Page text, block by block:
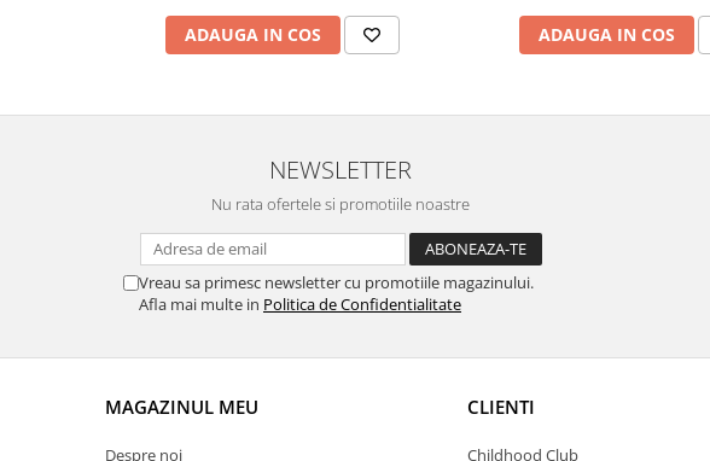
ADAUGA IN COS ADAUGA IN COS
NEWSLETTER
Nu rata ofertele si promotiile noastre
Vreau sa primesc newsletter cu promotiile magazinului.
Afla mai multe in Politica de Confidentialitate
MAGAZINUL MEU
Despre noi
CLIENTI
Childhood Club